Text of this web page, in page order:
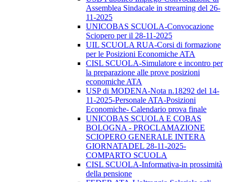
Assemblea Sindacale in streaming del 26-
11-2025
UNICOBAS SCUOLA-Convocazione
Sciopero per il 28-11-2025
UIL SCUOLA RUA-Corsi di formazione
per le Posizioni Economiche ATA
CISL SCUOLA-Simulatore e incontro per
la preparazione alle prove posizioni
economiche ATA
USP di MODENA-Nota n.18292 del 14-
11-2025-Personale ATA-Posizioni
Economiche- Calendario prova finale
UNICOBAS SCUOLA E COBAS
BOLOGNA - PROCLAMAZIONE
SCIOPERO GENERALE INTERA
GIORNATADEL 28-11-2025-
COMPARTO SCUOLA
CISL SCUOLA-Informativa-in prossimità
della pensione